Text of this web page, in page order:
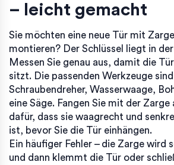
– leicht gemacht
Sie möchten eine neue Tür mit
montieren? Der Schlüssel liegt in
Messen Sie genau aus, damit die
sitzt. Die passenden Werkzeuge
Schraubendreher, Wasserwaage,
eine Säge. Fangen Sie mit der Zarge
dafür, dass sie waagrecht und
ist, bevor Sie die Tür einhängen.
Ein häufiger Fehler – die Zarge wird
und dann klemmt die Tür oder